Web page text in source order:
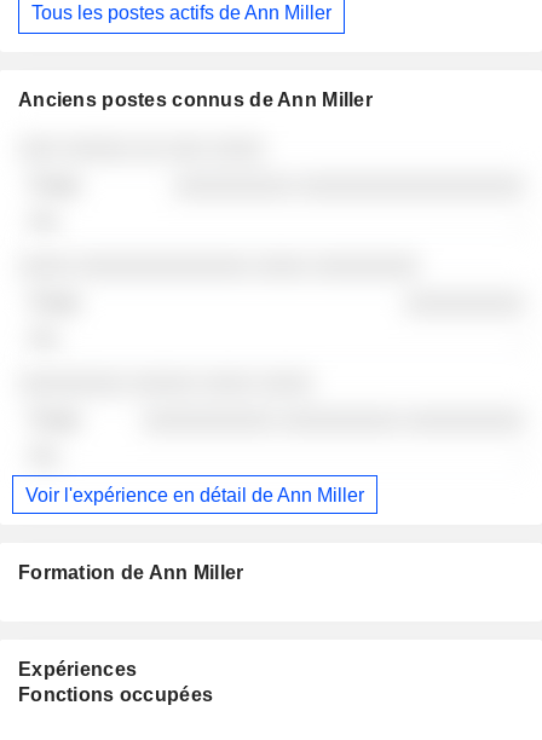
Tous les postes actifs de Ann Miller
Anciens postes connus de Ann Miller
Voir l'expérience en détail de Ann Miller
Formation de Ann Miller
Expériences
Fonctions occupées